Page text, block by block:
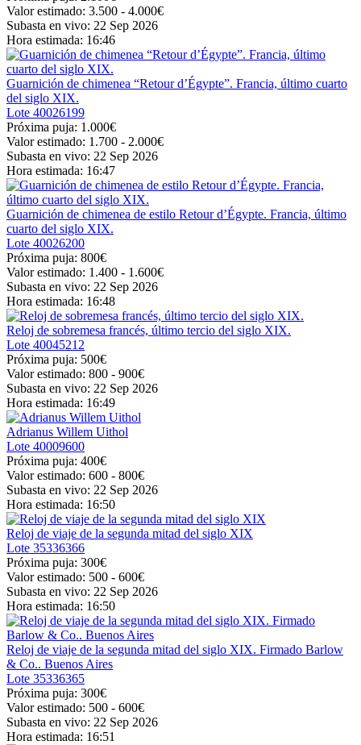
Valor estimado: 3.500 - 4.000€
Subasta en vivo: 22 Sep 2026
Hora estimada: 16:46
Guarnición de chimenea “Retour d’Égypte”. Francia, último cuarto
del siglo XIX.
Lote 40026199
Próxima puja: 1.000€
Valor estimado: 1.700 - 2.000€
Subasta en vivo: 22 Sep 2026
Hora estimada: 16:47
Guarnición de chimenea de estilo Retour d’Égypte. Francia, último
cuarto del siglo XIX.
Lote 40026200
Próxima puja: 800€
Valor estimado: 1.400 - 1.600€
Subasta en vivo: 22 Sep 2026
Hora estimada: 16:48
Reloj de sobremesa francés, último tercio del siglo XIX.
Lote 40045212
Próxima puja: 500€
Valor estimado: 800 - 900€
Subasta en vivo: 22 Sep 2026
Hora estimada: 16:49
Adrianus Willem Uithol
Lote 40009600
Próxima puja: 400€
Valor estimado: 600 - 800€
Subasta en vivo: 22 Sep 2026
Hora estimada: 16:50
Reloj de viaje de la segunda mitad del siglo XIX
Lote 35336366
Próxima puja: 300€
Valor estimado: 500 - 600€
Subasta en vivo: 22 Sep 2026
Hora estimada: 16:50
Reloj de viaje de la segunda mitad del siglo XIX. Firmado Barlow
& Co.. Buenos Aires
Lote 35336365
Próxima puja: 300€
Valor estimado: 500 - 600€
Subasta en vivo: 22 Sep 2026
Hora estimada: 16:51